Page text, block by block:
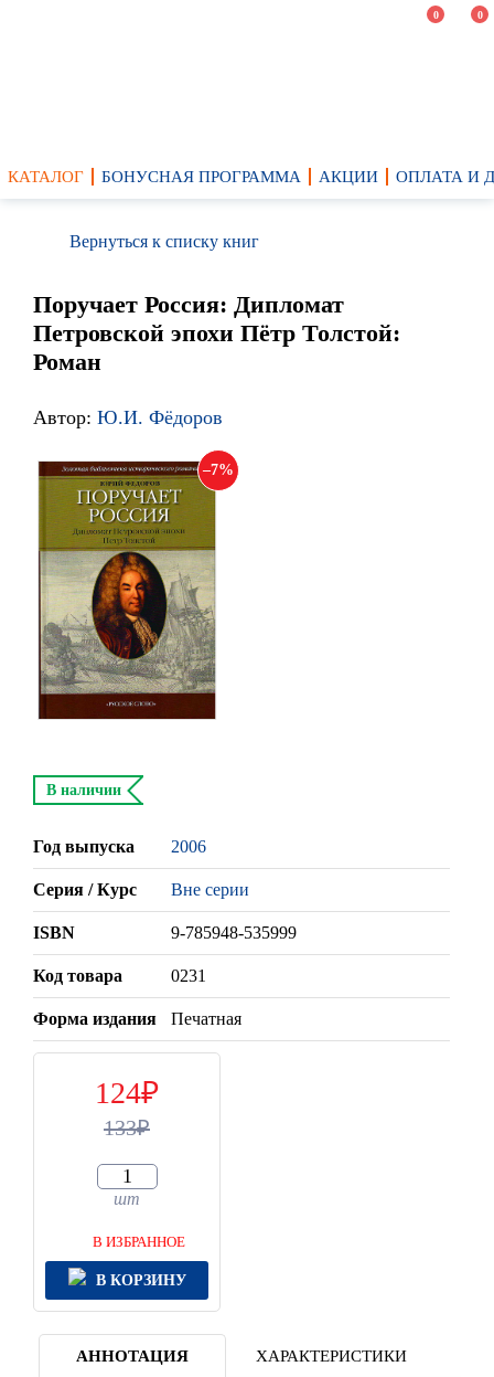
0 0
КАТАЛОГ БОНУСНАЯ ПРОГРАММА АКЦИИ ОПЛАТА И
Вернуться к списку книг
Поручает Россия: Дипломат
Петровской эпохи Пётр Толстой:
Роман
Автор: Ю.И. Фёдоров
7
В наличии
Год выпуска 2006
Серия / Курс Вне серии
ISBN 9-785948-535999
Код товара 0231
Форма издания Печатная
124
133
шт
В ИЗБРАННОЕ
В КОРЗИНУ
АННОТАЦИЯ ХАРАКТЕРИСТИКИ